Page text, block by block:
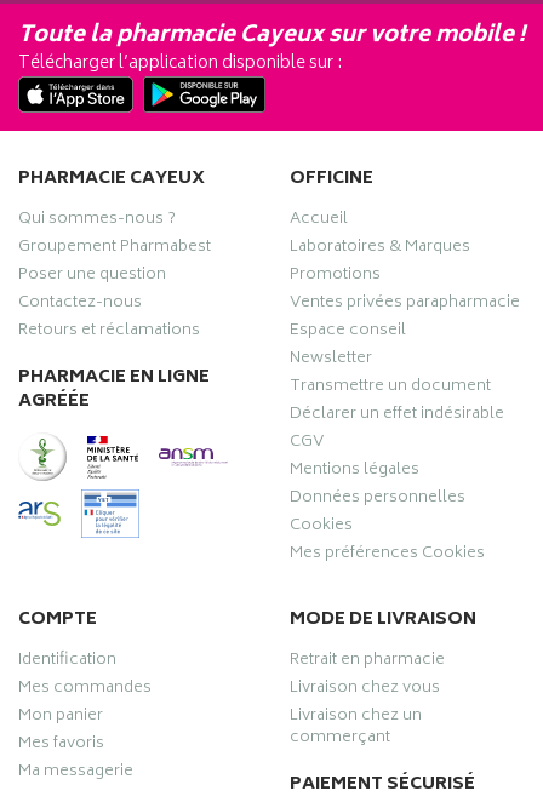
Toute la pharmacie Cayeux sur votre mobile !
Télécharger l’application disponible sur :
PHARMACIE CAYEUX
Qui sommes-nous ?
Groupement Pharmabest
Poser une question
Contactez-nous
Retours et réclamations
PHARMACIE EN LIGNE
AGRÉÉE
OFFICINE
Accueil
Laboratoires & Marques
Promotions
Ventes privées parapharmacie
Espace conseil
Newsletter
Transmettre un document
Déclarer un effet indésirable
CGV
Mentions légales
Données personnelles
Cookies
Mes préférences Cookies
COMPTE
Identification
Mes commandes
Mon panier
Mes favoris
Ma messagerie
MODE DE LIVRAISON
Retrait en pharmacie
Livraison chez vous
Livraison chez un
commerçant
PAIEMENT SÉCURISÉ